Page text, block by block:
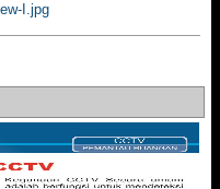
I.jpg